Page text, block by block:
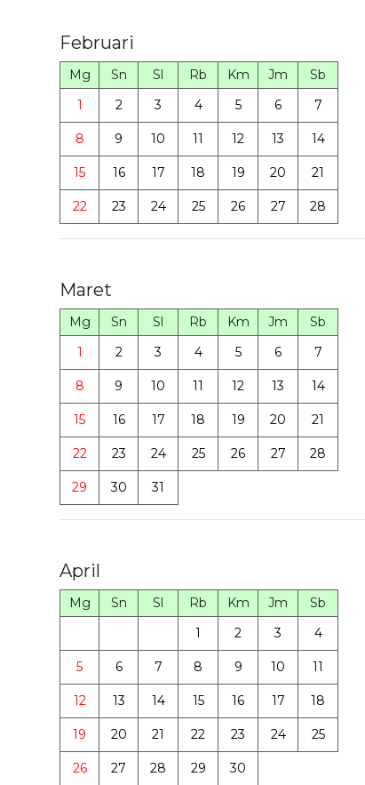
Februari
Mg Sn Sl Rb Km Jm
Sb
1
2 3 4 5 6 7
8 9 10 11 12 13 14
15 16 17 18 19 20 21
22 23 24 25 26 27 28
Maret
Mg Sn Sl Rb Km Jm
Sb
1
2 3 4 5 6 7
8 9 10 11 12 13 14
15 16 17 18 19 20 21
22 23 24 25 26 27 28
29 30 31
April
Mg Sn Sl Rb Km Jm
Sb
1
2 3 4
5 6 7 8 9 10 11
12 13 14 15 16 17 18
19 20 21 22 23 24 25
26 27 28 29 30